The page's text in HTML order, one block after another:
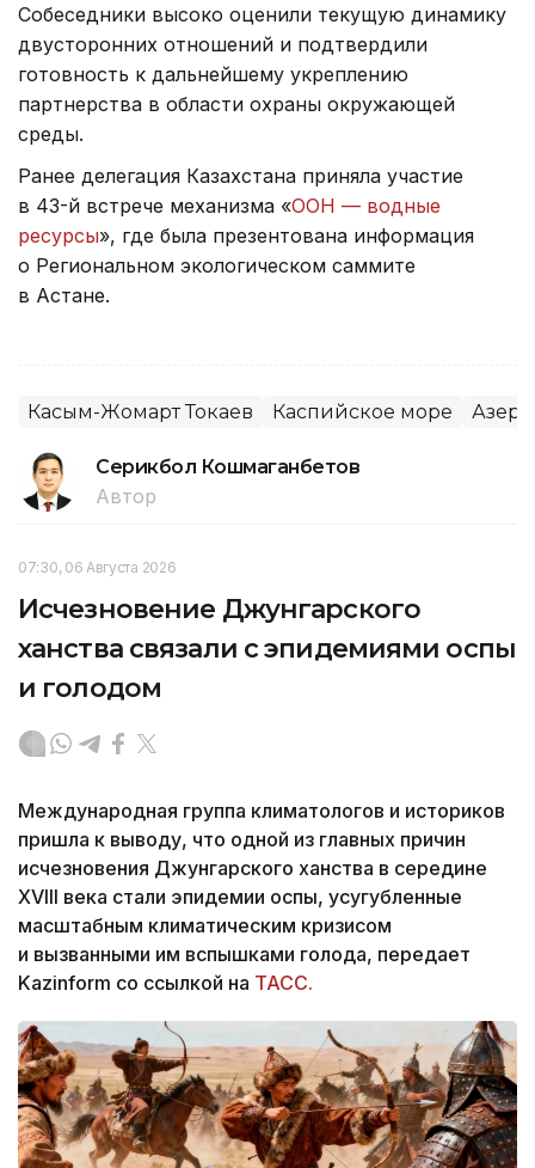
Собеседники высоко оценили текущую динамику
двусторонних отношений и подтвердили
готовность к дальнейшему укреплению
партнерства в области охраны окружающей
среды.
Ранее делегация Казахстана приняла участие
в 43-й встрече механизма «ООН — водные
ресурсы», где была презентована информация
о Региональном экологическом саммите
в Астане.
Касым-Жомарт Токаев Каспийское море
Серикбол Кошмаганбетов
Автор
07:30, 06 Августа 2026
Исчезновение Джунгарского
ханства связали с эпидемиями оспы
и голодом
Международная группа климатологов и историков
пришла к выводу, что одной из главных причин
исчезновения Джунгарского ханства в середине
XVIII века стали эпидемии оспы, усугубленные
масштабным климатическим кризисом
и вызванными им вспышками голода, передает
Kazinform со ссылкой на ТАСС.